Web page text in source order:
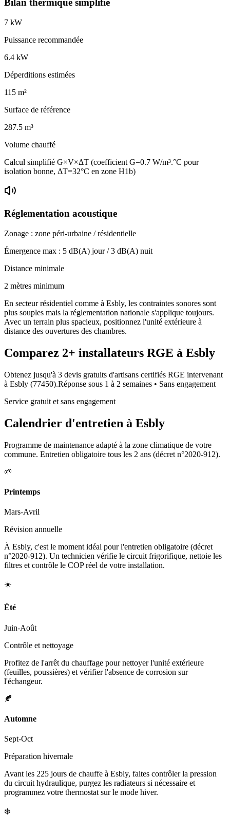
Bilan thermique simplifié
7 kW
Puissance recommandée
6.4 kW
Déperditions estimées
115 m²
Surface de référence
287.5 m³
Volume chauffé
Calcul simplifié G×V×ΔT (coefficient G=0.7 W/m³.°C pour
isolation bonne, ΔT=32°C en zone H1b)
Réglementation acoustique
Zonage : zone péri-urbaine / résidentielle
Émergence max : 5 dB(A) jour /3 dB(A) nuit
Distance minimale
2 mètres minimum
En secteur résidentiel comme à Esbly, les contraintes sonores sont
plus souples mais la réglementation nationale s'applique toujours.
Avec un terrain plus spacieux, positionnez l'unité extérieure à
distance des ouvertures des chambres.
Comparez 2+ installateurs RGE à Esbly
Obtenez jusqu'à 3 devis gratuits d'artisans certifiés RGE intervenant
à Esbly (77450).Réponse sous 1 à 2 semaines • Sans engagement
Service gratuit et sans engagement
Calendrier d'entretien à Esbly
Programme de maintenance adapté à la zone climatique de votre
commune. Entretien obligatoire tous les 2 ans (décret n°2020-912).
🌱
Printemps
Mars-Avril
Révision annuelle
À Esbly, c'est le moment idéal pour l'entretien obligatoire (décret
n°2020-912). Un technicien vérifie le circuit frigorifique, nettoie les
filtres et contrôle le COP réel de votre installation.
☀️
Été
Juin-Août
Contrôle et nettoyage
Profitez de l'arrêt du chauffage pour nettoyer l'unité extérieure
(feuilles, poussières) et vérifier l'absence de corrosion sur
l'échangeur.
🍂
Automne
Sept-Oct
Préparation hivernale
Avant les 225 jours de chauffe à Esbly, faites contrôler la pression
du circuit hydraulique, purgez les radiateurs si nécessaire et
programmez votre thermostat sur le mode hiver.
❄️